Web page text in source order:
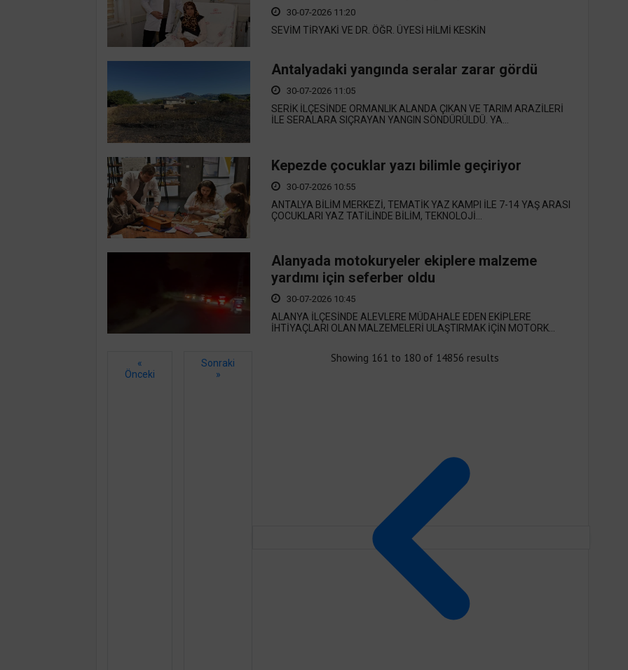
30-07-2026 11:20
SEVİM TİRYAKİ VE DR. ÖĞR. ÜYESİ HİLMİ KESKİN
Antalyadaki yangında seralar zarar gördü
30-07-2026 11:05
SERİK İLÇESİNDE ORMANLIK ALANDA ÇIKAN VE TARIM ARAZİLERİ
İLE SERALARA SIÇRAYAN YANGIN SÖNDÜRÜLDÜ. YA...
Kepezde çocuklar yazı bilimle geçiriyor
30-07-2026 10:55
ANTALYA BİLİM MERKEZİ, TEMATİK YAZ KAMPI İLE 7-14 YAŞ ARASI
ÇOCUKLARI YAZ TATİLİNDE BİLİM, TEKNOLOJİ...
Alanyada motokuryeler ekiplere malzeme
yardımı için seferber oldu
30-07-2026 10:45
ALANYA İLÇESİNDE ALEVLERE MÜDAHALE EDEN EKİPLERE
İHTİYAÇLARI OLAN MALZEMELERİ ULAŞTIRMAK İÇİN MOTORK...
«
Önceki
Sonraki
»
Showing 161 to 180 of 14856 results